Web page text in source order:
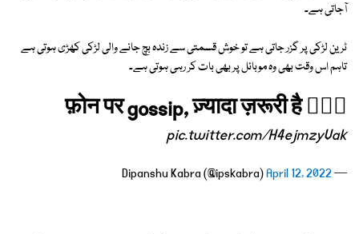
آجاتی ہے۔
ٹرین لڑکی پر گزر جاتی ہے تو خوش قسمتی سے زندہ بچ جانے والی لڑکی کھڑی ہوتی ہے
تاہم اس وقت بھی وہ موبائل پر بھی بات کر رہی ہوتی ہے۔
फ़ोन पर gossip, ज़्यादा ज़रूरी है 🤦🏻‍♂️
pic.twitter.com/H4ejmzyVak
— Dipanshu Kabra (@ipskabra)
April 12, 2022